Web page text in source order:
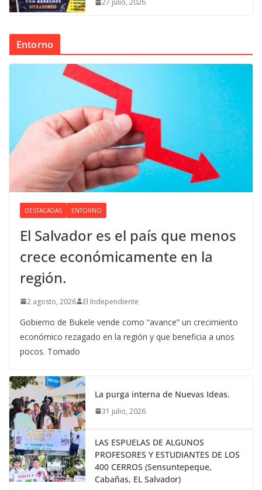
27 julio, 2026
Entorno
DESTACADAS ENTORNO
El Salvador es el país que menos
crece económicamente en la
región.
2 agosto, 2026 El Independiente
Gobierno de Bukele vende como “avance” un crecimiento
económico rezagado en la región y que beneficia a unos
pocos. Tomado
La purga interna de Nuevas Ideas.
31 julio, 2026
LAS ESPUELAS DE ALGUNOS
PROFESORES Y ESTUDIANTES DE LOS
400 CERROS (Sensuntepeque,
Cabañas, EL Salvador)